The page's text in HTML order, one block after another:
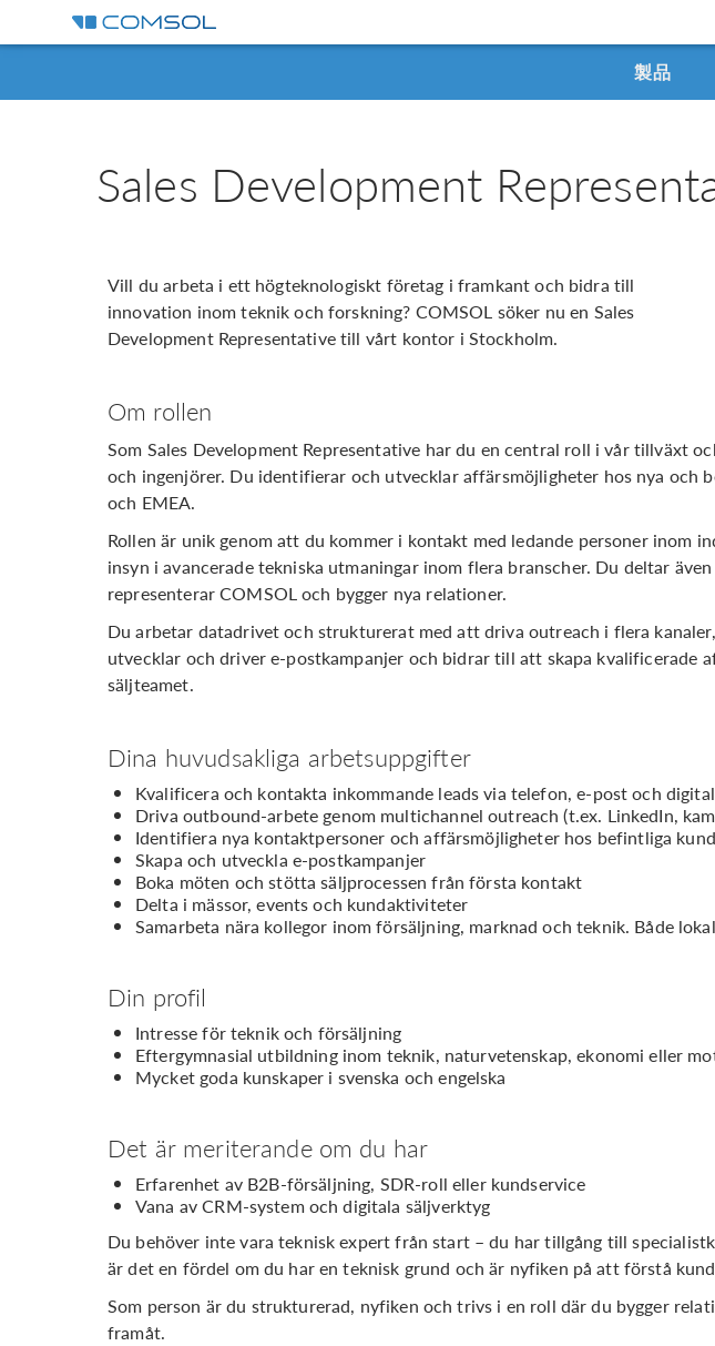
製品
Sales Development
Vill du arbeta i ett högteknologiskt företag i framkant och bidra till
innovation inom teknik och forskning? COMSOL söker nu en Sales
Development Representative till vårt kontor i Stockholm.
Om rollen
Som Sales Development Representative har du en central roll i vår tillväxt
och ingenjörer. Du identifierar och utvecklar affärsmöjligheter hos nya och
och EMEA.
Rollen är unik genom att du kommer i kontakt med ledande personer inom
insyn i avancerade tekniska utmaningar inom flera branscher. Du deltar
representerar COMSOL och bygger nya relationer.
Du arbetar datadrivet och strukturerat med att driva outreach i flera
utvecklar och driver e-postkampanjer och bidrar till att skapa kvalificerade
säljteamet.
Dina huvudsakliga arbetsuppgifter
Kvalificera och kontakta inkommande leads via telefon, e-post och
Driva outbound-arbete genom multichannel outreach (t.ex. LinkedIn,
Identifiera nya kontaktpersoner och affärsmöjligheter hos befintliga
Skapa och utveckla e-postkampanjer
Boka möten och stötta säljprocessen från första kontakt
Delta i mässor, events och kundaktiviteter
Samarbeta nära kollegor inom försäljning, marknad och teknik. Både
Din profil
Intresse för teknik och försäljning
Eftergymnasial utbildning inom teknik, naturvetenskap, ekonomi eller
Mycket goda kunskaper i svenska och engelska
Det är meriterande om du har
Erfarenhet av B2B-försäljning, SDR-roll eller kundservice
Vana av CRM-system och digitala säljverktyg
Du behöver inte vara teknisk expert från start – du har tillgång till
är det en fördel om du har en teknisk grund och är nyfiken på att förstå
Som person är du strukturerad, nyfiken och trivs i en roll där du bygger
framåt.